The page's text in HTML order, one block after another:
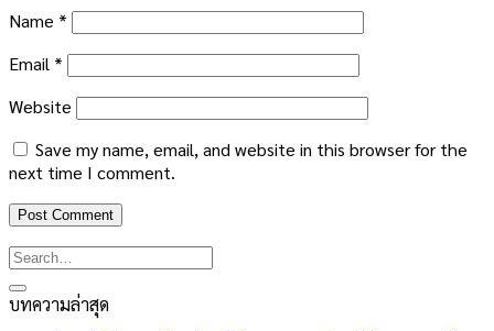
Name *
Email *
Website
Save my name, email, and website in this browser for the
next time I comment.
บทความล่าสุด